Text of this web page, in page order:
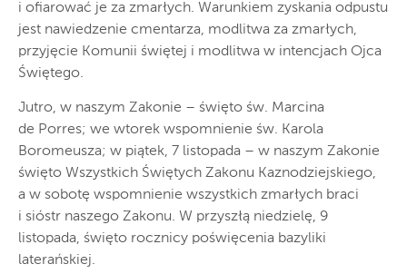
i ofiarować je za zmarłych. Warunkiem zyskania odpustu
jest nawiedzenie cmentarza, modlitwa za zmarłych,
przyjęcie Komunii świętej i modlitwa w intencjach Ojca
Świętego.
Jutro, w naszym Zakonie – święto św. Marcina
de Porres; we wtorek wspomnienie św. Karola
Boromeusza; w piątek, 7 listopada – w naszym Zakonie
święto Wszystkich Świętych Zakonu Kaznodziejskiego,
a w sobotę wspomnienie wszystkich zmarłych braci
i sióstr naszego Zakonu. W przyszłą niedzielę, 9
listopada, święto rocznicy poświęcenia bazyliki
laterańskiej.